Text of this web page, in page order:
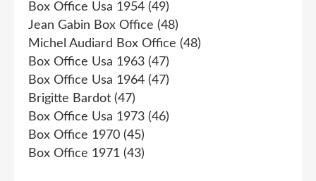
Box Office Usa 1954 (49)
Jean Gabin Box Office (48)
Michel Audiard Box Office (48)
Box Office Usa 1963 (47)
Box Office Usa 1964 (47)
Brigitte Bardot (47)
Box Office Usa 1973 (46)
Box Office 1970 (45)
Box Office 1971 (43)